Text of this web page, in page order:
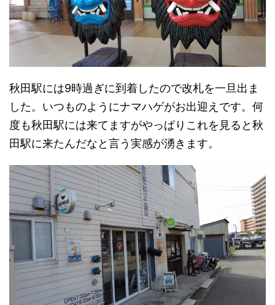
秋田駅には9時過ぎに到着したので改札を一旦出ま
した。いつものようにナマハゲがお出迎えです。何
度も秋田駅には来てますがやっぱりこれを見ると秋
田駅に来たんだなと言う実感が湧きます。